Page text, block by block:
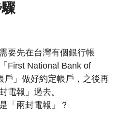
要先在台灣有個銀行帳
First National Bank of
戶」做好約定帳戶，之後再
電報」過去。
「兩封電報」？